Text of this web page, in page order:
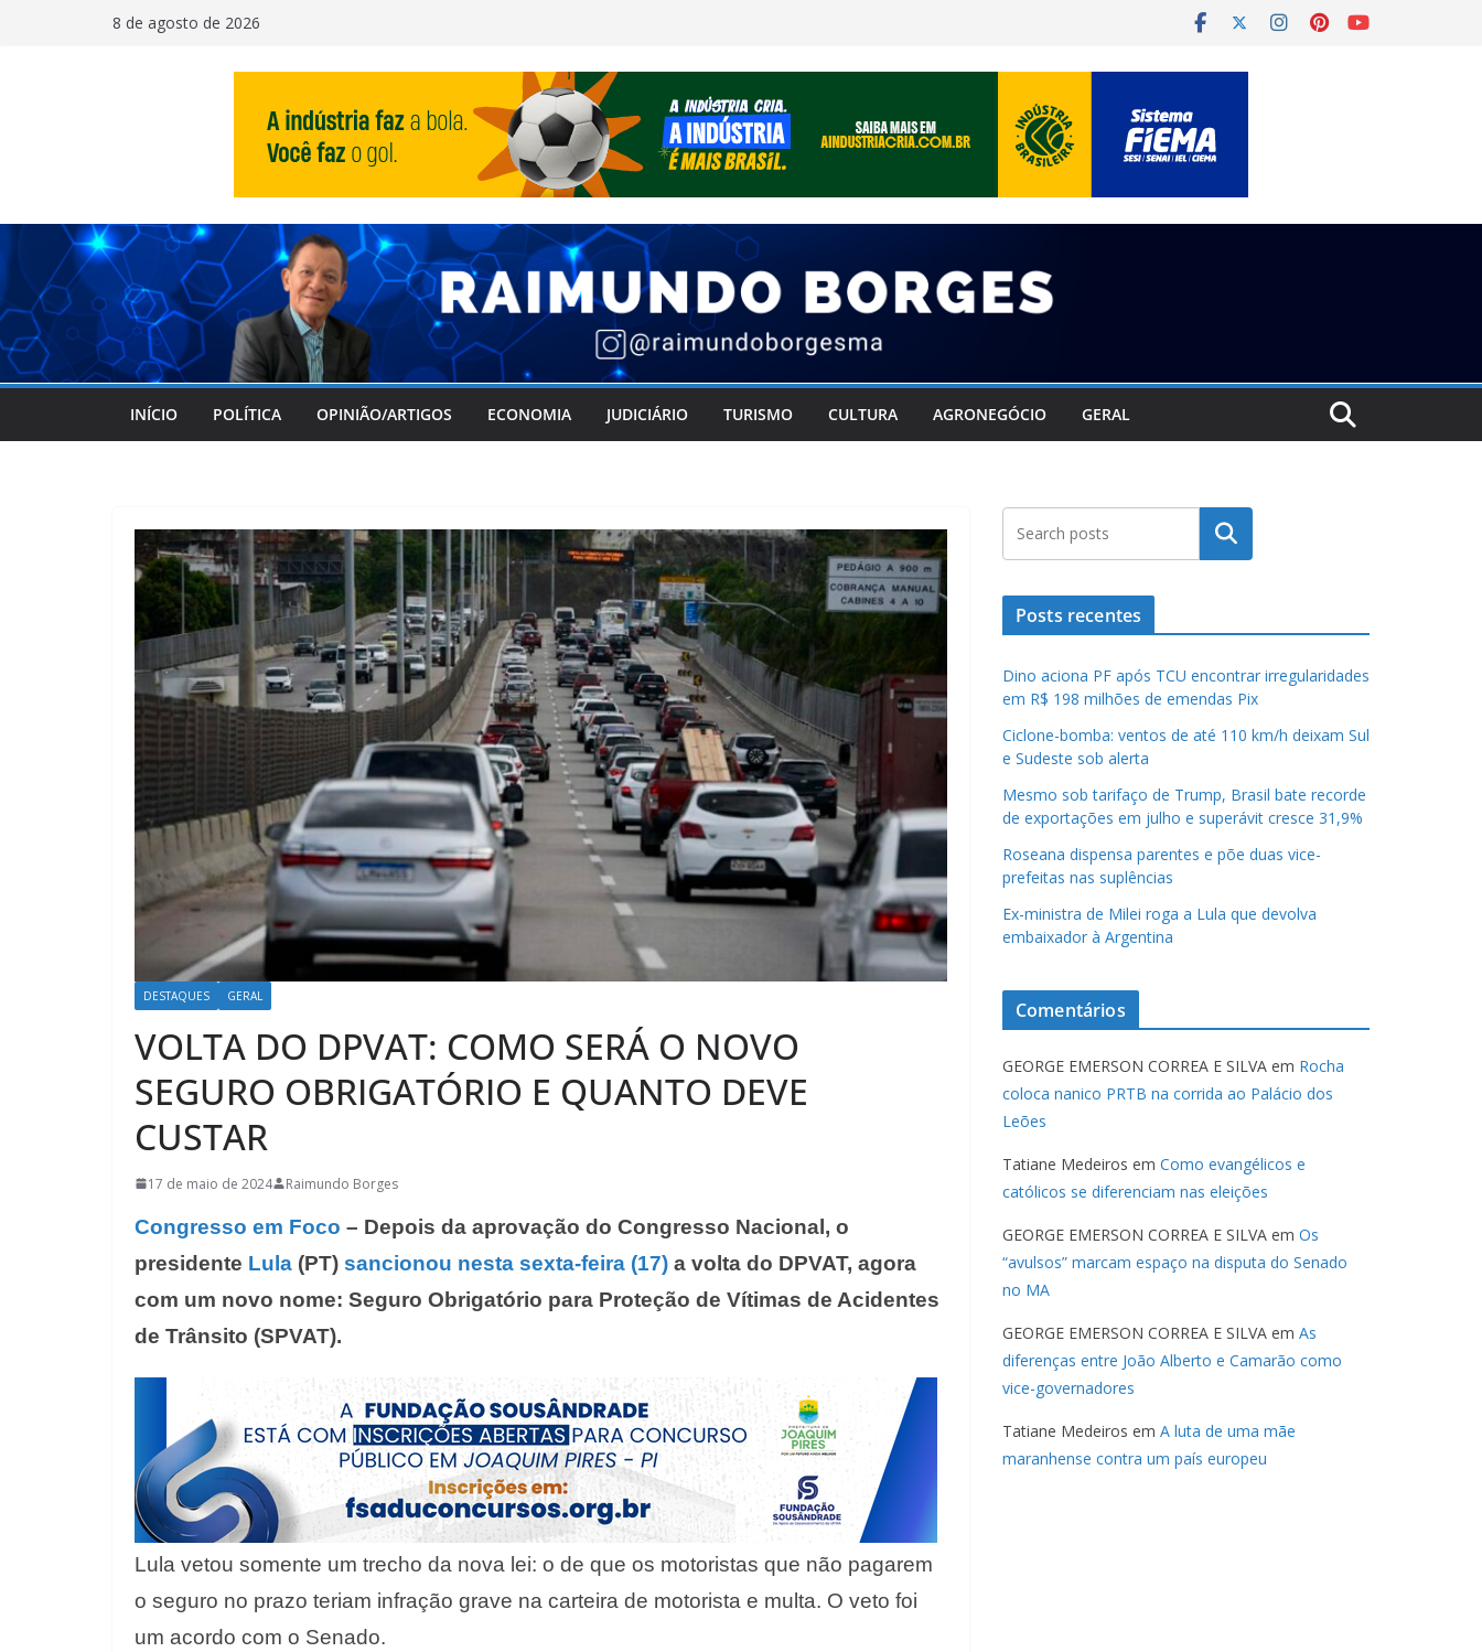
8 de agosto de 2026
INÍCIO POLÍTICA OPINIÃO/ARTIGOS ECONOMIA JUDICIÁRIO TURISMO CULTURA AGRONEGÓCIO GERAL
DESTAQUES GERAL
VOLTA DO DPVAT: COMO SERÁ O NOVO
SEGURO OBRIGATÓRIO E QUANTO DEVE
CUSTAR
17 de maio de 2024 Raimundo Borges
Congresso em Foco – Depois da aprovação do Congresso Nacional, o
presidente Lula (PT) sancionou nesta sexta-feira (17) a volta do DPVAT, agora
com um novo nome: Seguro Obrigatório para Proteção de Vítimas de Acidentes
de Trânsito (SPVAT).
Lula vetou somente um trecho da nova lei: o de que os motoristas que não pagarem
o seguro no prazo teriam infração grave na carteira de motorista e multa. O veto foi
um acordo com o Senado.
Pesquisar
Posts recentes
Dino aciona PF após TCU encontrar irregularidades
em R$ 198 milhões de emendas Pix
Ciclone-bomba: ventos de até 110 km/h deixam Sul
e Sudeste sob alerta
Mesmo sob tarifaço de Trump, Brasil bate recorde
de exportações em julho e superávit cresce 31,9%
Roseana dispensa parentes e põe duas vice-
prefeitas nas suplências
Ex-ministra de Milei roga a Lula que devolva
embaixador à Argentina
Comentários
GEORGE EMERSON CORREA E SILVA em Rocha
coloca nanico PRTB na corrida ao Palácio dos
Leões
Tatiane Medeiros em Como evangélicos e
católicos se diferenciam nas eleições
GEORGE EMERSON CORREA E SILVA em Os
“avulsos” marcam espaço na disputa do Senado
no MA
GEORGE EMERSON CORREA E SILVA em As
diferenças entre João Alberto e Camarão como
vice-governadores
Tatiane Medeiros em A luta de uma mãe
maranhense contra um país europeu